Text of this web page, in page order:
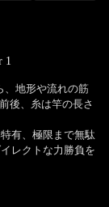
1
、地形や流れの筋
後、糸は竿の長さ
有、極限まで無駄
レクトな力勝負を